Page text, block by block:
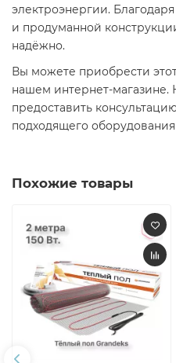
электроэнергии.
и продуманной
надёжно.​
Вы можете приобрести
нашем интернет-
предоставить
подходящего
Похожие товары